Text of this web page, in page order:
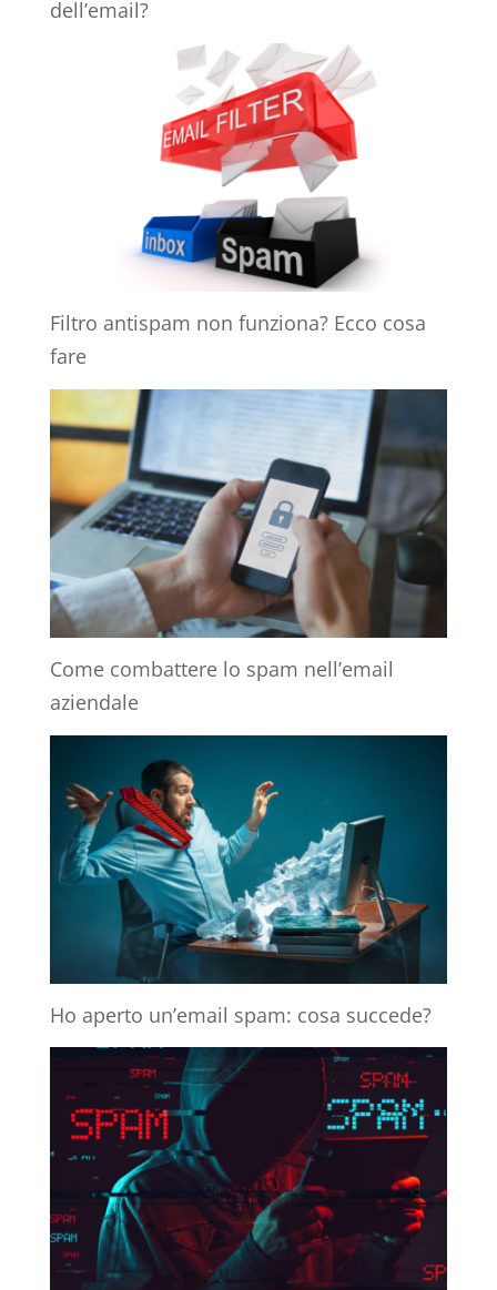
dell’email?
Filtro antispam non funziona? Ecco cosa
fare
Come combattere lo spam nell’email
aziendale
Ho aperto un’email spam: cosa succede?